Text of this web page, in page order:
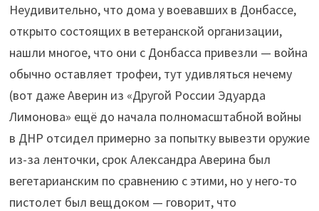
Неудивительно, что дома у воевавших в Донбассе,
открыто состоящих в ветеранской организации,
нашли многое, что они с Донбасса привезли — война
обычно оставляет трофеи, тут удивляться нечему
(вот даже Аверин из «Другой России Эдуарда
Лимонова» ещё до начала полномасштабной войны
в ДНР отсидел примерно за попытку вывезти оружие
из-за ленточки, срок Александра Аверина был
вегетарианским по сравнению с этими, но у него-то
пистолет был вещдоком — говорит, что